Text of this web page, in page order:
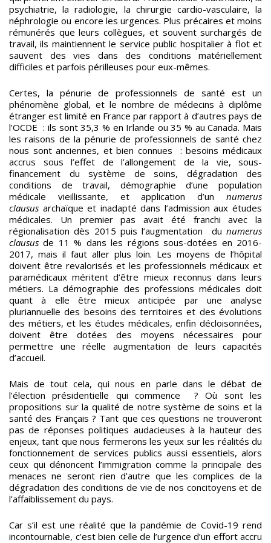
psychiatrie, la radiologie, la chirurgie cardio-vasculaire, la
néphrologie ou encore les urgences. Plus précaires et moins
rémunérés que leurs collègues, et souvent surchargés de
travail, ils maintiennent le service public hospitalier à flot et
sauvent des vies dans des conditions matériellement
difficiles et parfois périlleuses pour eux-mêmes.
Certes, la pénurie de professionnels de santé est un
phénomène global, et le nombre de médecins à diplôme
étranger est limité en France par rapport à d’autres pays de
l’OCDE : ils sont 35,3 % en Irlande ou 35 % au Canada. Mais
les raisons de la pénurie de professionnels de santé chez
nous sont anciennes, et bien connues : besoins médicaux
accrus sous l’effet de l’allongement de la vie, sous-
financement du système de soins, dégradation des
conditions de travail, démographie d’une population
médicale vieillissante, et application d’un numerus
clausus archaïque et inadapté dans l’admission aux études
médicales. Un premier pas avait été franchi avec la
régionalisation dès 2015 puis l’augmentation du numerus
clausus de 11 % dans les régions sous-dotées en 2016-
2017, mais il faut aller plus loin. Les moyens de l’hôpital
doivent être revalorisés et les professionnels médicaux et
paramédicaux méritent d’être mieux reconnus dans leurs
métiers. La démographie des professions médicales doit
quant à elle être mieux anticipée par une analyse
pluriannuelle des besoins des territoires et des évolutions
des métiers, et les études médicales, enfin décloisonnées,
doivent être dotées des moyens nécessaires pour
permettre une réelle augmentation de leurs capacités
d’accueil.
Mais de tout cela, qui nous en parle dans le débat de
l’élection présidentielle qui commence ? Où sont les
propositions sur la qualité de notre système de soins et la
santé des Français ? Tant que ces questions ne trouveront
pas de réponses politiques audacieuses à la hauteur des
enjeux, tant que nous fermerons les yeux sur les réalités du
fonctionnement de services publics aussi essentiels, alors
ceux qui dénoncent l’immigration comme la principale des
menaces ne seront rien d’autre que les complices de la
dégradation des conditions de vie de nos concitoyens et de
l’affaiblissement du pays.
Car s’il est une réalité que la pandémie de Covid-19 rend
incontournable, c’est bien celle de l’urgence d’un effort accru